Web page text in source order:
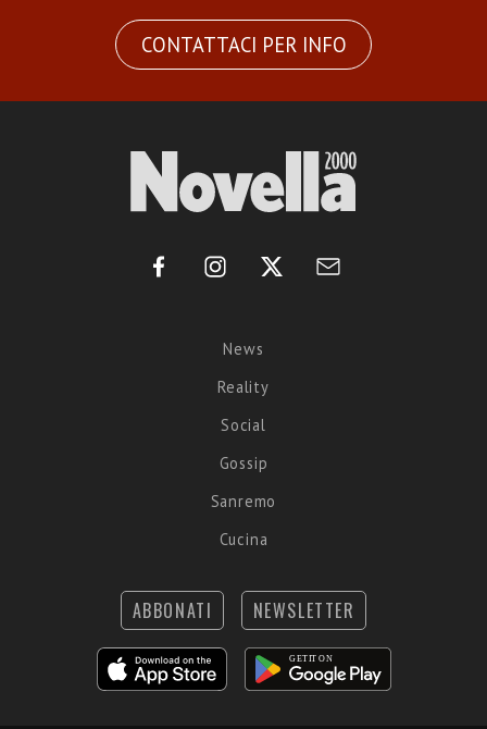
CONTATTACI PER INFO
News
Reality
Social
Gossip
Sanremo
Cucina
ABBONATI NEWSLETTER